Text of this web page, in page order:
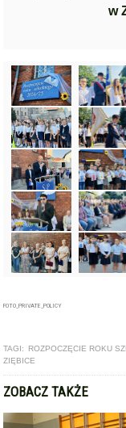
w
FOTO_PRIVATE_POLICY
TAGI: ROZPOCZĘCIE ROKU
ZIĘBICE
ZOBACZ TAKŻE